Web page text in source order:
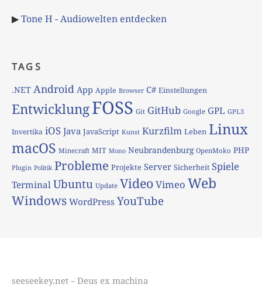
▶Tone H - Audiowelten entdecken
TAGS
.NET Android App Apple Browser C# Einstellungen
EntwicklungFOSS Git GitHub Google GPL GPL3
Invertika iOS Java JavaScript Kunst Kurzfilm Leben Linux
macOS Minecraft MIT Mono Neubrandenburg OpenMoko PHP
Plugin Politik Probleme Projekte Server Sicherheit Spiele
TerminalUbuntu Update VideoVimeo Web
Windows WordPress YouTube
seeseekey.net – Deus ex machina